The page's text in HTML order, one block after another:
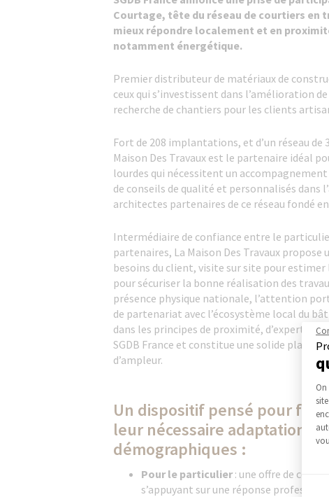
Courtage, tête du réseau de courtiers en
mieux répondre localement et en
notamment énergétique.
Premier distributeur de matériaux de
ceux qui s’investissent dans l’amélioration
recherche de chantiers pour les clients
Fort de 208 implantations, et d’un réseau
Maison Des Travaux est le partenaire idéal
lourdes qui nécessitent un
de conseils de qualité et personnalisés dans
architectes partenaires de ce réseau fondé en
Intermédiaire de confiance entre le
partenaires, La Maison Des Travaux
besoins du client, visite sur site pour
pour sécuriser la bonne réalisation des
présence physique nationale, l’attention
de partenariat avec l’écosystème local du
dans les principes de proximité, d’expertises
SGDB France et constitue une solide
d’ampleur.
Un dispositif pensé pour
leur nécessaire adaptation
démographiques :
Pour le particulier : une offre de
s’appuyant sur une réponse